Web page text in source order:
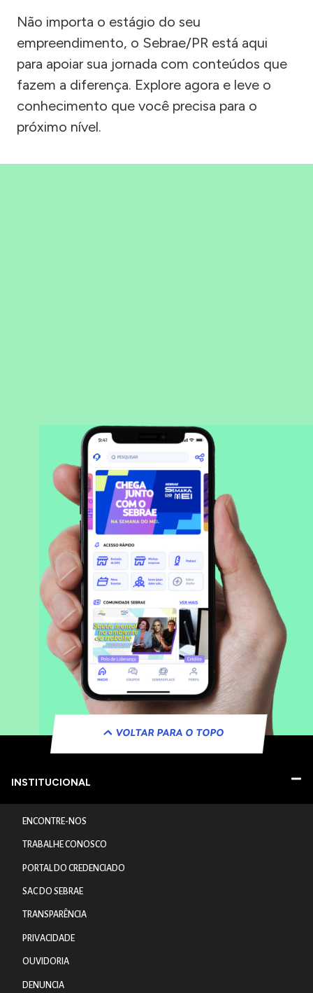
Não importa o estágio do seu
empreendimento, o Sebrae/PR está aqui
para apoiar sua jornada com conteúdos que
fazem a diferença. Explore agora e leve o
conhecimento que você precisa para o
próximo nível.
VOLTAR PARA O TOPO
INSTITUCIONAL
ENCONTRE-NOS
TRABALHE CONOSCO
PORTAL DO CREDENCIADO
SAC DO SEBRAE
TRANSPARÊNCIA
PRIVACIDADE
OUVIDORIA
DENUNCIA